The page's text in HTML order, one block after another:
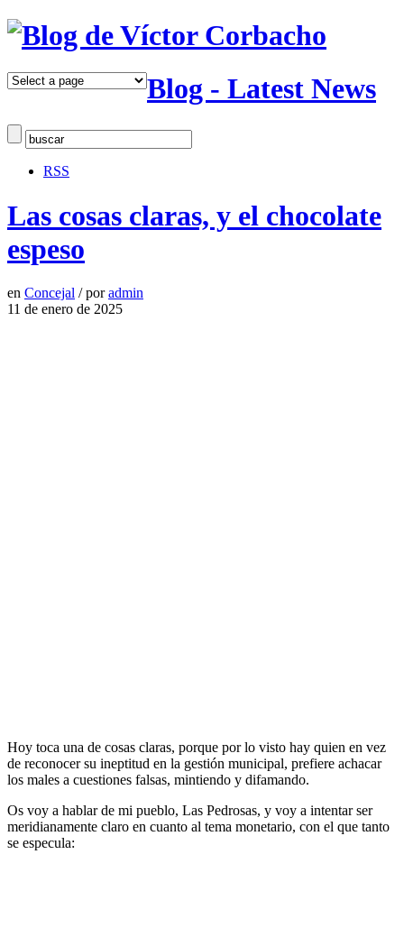
Blog - Latest News
RSS
Las cosas claras, y el chocolate
espeso
en Concejal / poradmin
11 de enero de 2025
Hoy toca una de cosas claras, porque por lo visto hay quien en vez
de reconocer su ineptitud en la gestión municipal, prefiere achacar
los males a cuestiones falsas, mintiendo y difamando.
Os voy a hablar de mi pueblo, Las Pedrosas, y voy a intentar ser
meridianamente claro en cuanto al tema monetario, con el que tanto
se especula: